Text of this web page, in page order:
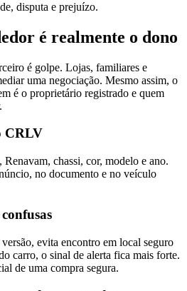
disputa e prejuízo.
é realmente o dono
é golpe. Lojas, familiares e
uma negociação. Mesmo assim, o
é o proprietário registrado e quem
CRLV
chassi, cor, modelo e ano.
no documento e no veículo
evita encontro em local seguro
carro, o sinal de alerta fica mais forte.
de uma compra segura.